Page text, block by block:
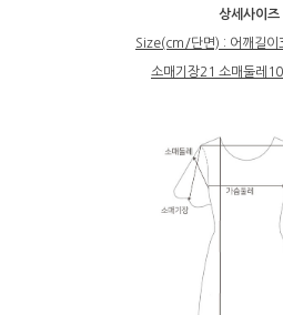
상세사이즈
Size(cm/단면) : 어깨길이
소매기장21 소매둘레